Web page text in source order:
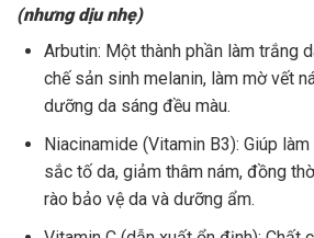
(nhưng dịu nhẹ)
Arbutin: Một thành phần làm trắng
chế sản sinh melanin, làm mờ vết
dưỡng da sáng đều màu.
Niacinamide (Vitamin B3): Giúp
sắc tố da, giảm thâm nám, đồng
rào bảo vệ da và dưỡng ẩm.